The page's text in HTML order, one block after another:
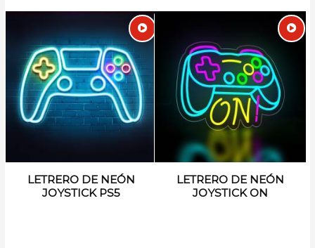
LETRERO DE NEÓN
JOYSTICK PS5
LETRERO DE NEÓN
JOYSTICK ON